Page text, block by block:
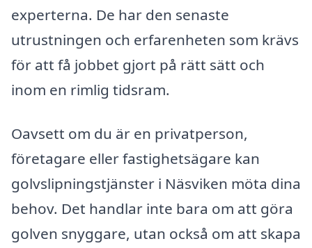
experterna. De har den senaste
utrustningen och erfarenheten som krävs
för att få jobbet gjort på rätt sätt och
inom en rimlig tidsram.
Oavsett om du är en privatperson,
företagare eller fastighetsägare kan
golvslipningstjänster i Näsviken möta dina
behov. Det handlar inte bara om att göra
golven snyggare, utan också om att skapa